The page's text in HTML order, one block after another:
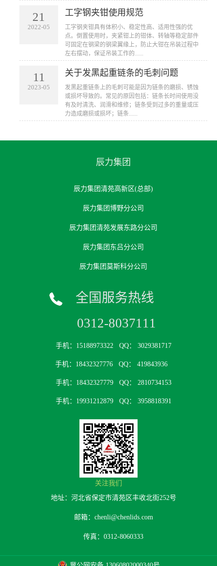
21
2022-05
工字钢夹钳使用规范
工字钢夹钳具有体积小、稳定性高、适用性强的优
点。倒置使用时，夹紧钳上的钳体、转轴等稳定部件
可固定在钢梁的钢梁翼缘上，防止大钳在吊装过程中
左右摆动，保证吊装工作的......
11
2023-05
关于发黑起重链条的毛刺问题
发黑起重链条上的毛刺可能是因为链条的磨损、锈蚀
或损坏导致的。常见的原因包括：链条长时间使用没
有及时清洗、润滑和维修；链条受到过多的重量或压
力造成磨损或损坏；链条......
辰力集团
辰力集团清苑高新区(总部)
辰力集团博野分公司
辰力集团清苑发展东路分公司
辰力集团东吕分公司
辰力集团莫斯科分公司
全国服务热线
0312-8037111
手机：15188973322 QQ： 3029381717
手机：18432327776 QQ： 419843936
手机：18432327779QQ： 2810734153
手机：19931212879 QQ： 3958818391
关注我们
地址：河北省保定市清苑区丰收北街252号
邮箱：chenli@chenlids.com
传真：0312-8060333